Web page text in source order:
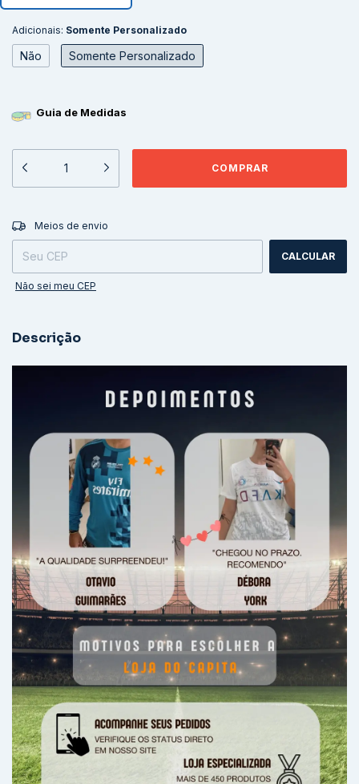
Adicionais: Somente Personalizado
Não Somente Personalizado
Guia de Medidas
Entregas para o CEP:
Meios de envio
CALCULAR
Não sei meu CEP
Descrição